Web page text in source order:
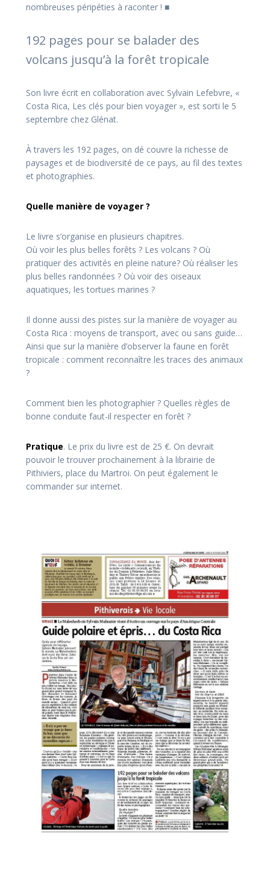
nombreu­ses péripéties à raconter ! ■
192 pages pour se balader des
volcans jusqu’à la forêt tropicale
Son livre écrit en collaboration avec Sylvain Lefebvre, «
Costa Rica, Les clés pour bien voyager », est sorti le 5
septembre chez Glénat.
À travers les 192 pages, on dé­ couvre la richesse de
paysages et de biodiversité de ce pays, au fil des textes
et photographies.
Quelle manière de voyager ?
Le livre s’organise en plusieurs chapitres.
Où voir les plus belles forêts ? Les volcans ? Où
pratiquer des activités en pleine nature? Où réaliser les
plus belles randonnées ? Où voir des oiseaux
aquatiques, les tortues marines ?
Il donne aussi des pistes sur la manière de voyager au
Costa Rica : moyens de transport, avec ou sans guide…
Ainsi que sur la manière d’observer la faune en forêt
tropicale : comment reconnaître les traces des animaux
?
Comment bien les photographier ? Quelles règles de
bonne conduite faut-il respecter en forêt ?
Pratique. Le prix du livre est de 25 €. On devrait
pouvoir le trouver prochainement à la librairie de
Pithiviers, place du Martroi. On peut également le
commander sur internet.